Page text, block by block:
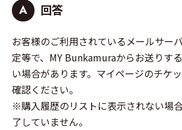
A 回答
お客様のご利用されているメールサー
定等で、MY Bunkamuraからお送りす
い場合があります。マイページのチケ
確認ください。
※購入履歴のリストに表示されない場
了していません。